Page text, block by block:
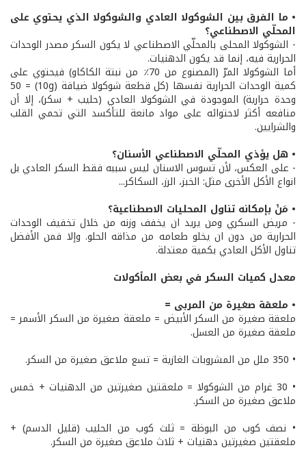
• ما الفرق بين الشوكولا العادي والشوكولا الذي يحتوي على
المحلّي الاصطناعي؟
- الشوكولا المحلى بالمحلّي الاصطناعي لا يكون السكر مصدر الوحدات
الحرارية فيه، إنما قد يكون الدهنيات.
أما الشوكولا المرّ (المصنوع من 70٪ من نبتة الكاكاو) فيحتوي على
كمية الوحدات الحرارية نفسها (كل قطعة شوكولا ضيافة (10g) = 50
وحدة حرارية) الموجودة في الشوكولا العادي (حليب + سكر)، إلا أن
منافعه أكثر لاحتوائه على مواد مانعة للتأكسد التي تحمي القلب
والشرايين.
• هل يؤذي المحلّي الاصطناعي الأسنان؟
- على العكس، لأن تسوس الاسنان ليس سببه فقط السكر العادي بل
انواع الأكل الأخرى مثل: الخبز، الرز، السكاكر...
• مَنْ بإمكانه تناول المحليات الاصطناعية؟
- مريض السكري ومن يريد ان يخفف وزنه من خلال تخفيف الوحدات
الحرارية من دون ان يخلو طعامه من مذاقه الحلو. وإلا فمن الأفضل
تناول الأكل العادي بكمية معتدلة.
معدل كميات السكر في بعض المأكولات
• ملعقة صغيرة من المربى =
ملعقة صغيرة من السكر الأبيض = ملعقة صغيرة من السكر الأسمر =
ملعقة صغيرة من العسل.
• 350 ملل من المشروبات الغازية = تسع ملاعق صغيرة من السكر.
• 30 غرام من الشوكولا = ملعقتين صغيرتين من الدهنيات + خمس
ملاعق صغيرة من السكر.
• نصف كوب من البوظة = ثلث كوب من الحليب (قليل الدسم) +
ملعقتين صغيرتين دهنيات + ثلاث ملاعق صغيرة من السكر.